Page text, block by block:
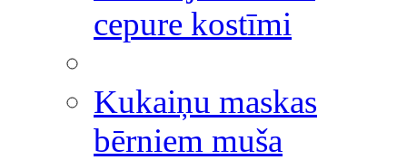
cepure kostīmi
Kukaiņu maskas
bērniem muša